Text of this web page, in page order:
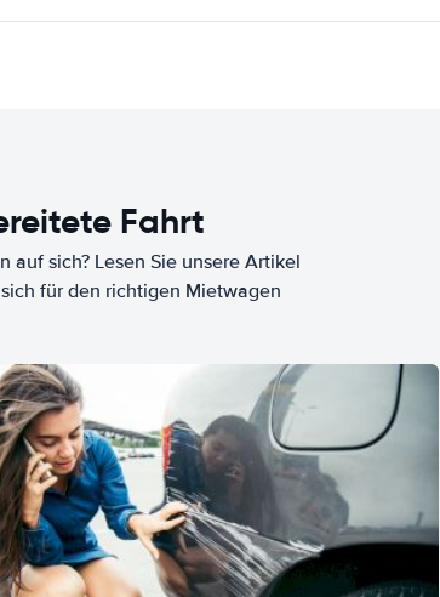
Fahrt
auf sich? Lesen Sie unsere Artikel
für den richtigen Mietwagen